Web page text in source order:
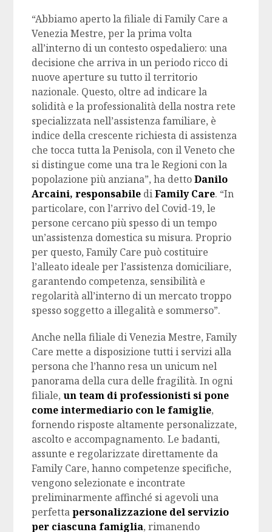
“Abbiamo aperto la filiale di Family Care a
Venezia Mestre, per la prima volta
all’interno di un contesto ospedaliero: una
decisione che arriva in un periodo ricco di
nuove aperture su tutto il territorio
nazionale. Questo, oltre ad indicare la
solidità e la professionalità della nostra rete
specializzata nell’assistenza familiare, è
indice della crescente richiesta di assistenza
che tocca tutta la Penisola, con il Veneto che
si distingue come una tra le Regioni con la
popolazione più anziana”, ha dettoDanilo
Arcaini, responsabile diFamily Care. “In
particolare, con l’arrivo del Covid-19, le
persone cercano più spesso di un tempo
un’assistenza domestica su misura. Proprio
per questo, Family Care può costituire
l’alleato ideale per l’assistenza domiciliare,
garantendo competenza, sensibilità e
regolarità all’interno di un mercato troppo
spesso soggetto a illegalità e sommerso”.
Anche nella filiale di Venezia Mestre, Family
Care mette a disposizione tutti i servizi alla
persona che l’hanno resa un unicum nel
panorama della cura delle fragilità. In ogni
filiale,un team di professionisti si pone
come intermediario con le famiglie,
fornendo risposte altamente personalizzate,
ascolto e accompagnamento. Le badanti,
assunte e regolarizzate direttamente da
Family Care, hanno competenze specifiche,
vengono selezionate e incontrate
preliminarmente affinché si agevoli una
perfettapersonalizzazione del servizio
per ciascuna famiglia, rimanendo